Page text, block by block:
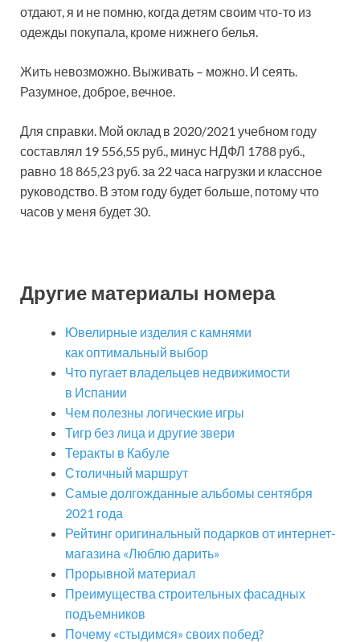
отдают, я и не помню, когда детям своим что-то из
одежды покупала, кроме нижнего белья.
Жить невозможно. Выживать – можно. И сеять.
Разумное, доброе, вечное.
Для справки. Мой оклад в 2020/2021 учебном году
составлял 19 556,55 руб., минус НДФЛ 1788 руб.,
равно 18 865,23 руб. за 22 часа нагрузки и классное
руководство. В этом году будет больше, потому что
часов у меня будет 30.
Другие материалы номера
Ювелирные изделия с камнями
как оптимальный выбор
Что пугает владельцев недвижимости
в Испании
Чем полезны логические игры
Тигр без лица и другие звери
Теракты в Кабуле
Столичный маршрут
Самые долгожданные альбомы сентября
2021 года
Рейтинг оригинальный подарков от интернет-
магазина «Люблю дарить»
Прорывной материал
Преимущества строительных фасадных
подъемников
Почему «стыдимся» своих побед?